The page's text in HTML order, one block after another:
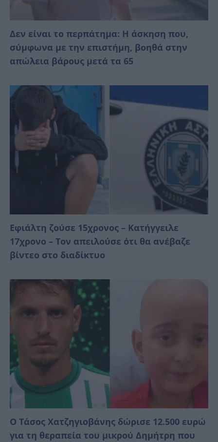
Δεν είναι το περπάτημα: Η άσκηση που,
σύμφωνα με την επιστήμη, βοηθά στην
απώλεια βάρους μετά τα 65
Εφιάλτη ζούσε 15χρονος – Κατήγγειλε
17χρονο – Τον απειλούσε ότι θα ανέβαζε
βίντεο στο διαδίκτυο
Ο Τάσος Χατζηγιοβάνης δώρισε 12.500 ευρώ
για τη θεραπεία του μικρού Δημήτρη που